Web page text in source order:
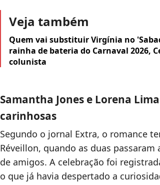
Veja também
Quem vai substituir Virgínia no
rainha de bateria do Carnaval 2026,
colunista
Samantha Jones e Lorena
carinhosas
Segundo o jornal Extra, o romance
Réveillon, quando as duas
de amigos. A celebração foi
o que já havia despertado a